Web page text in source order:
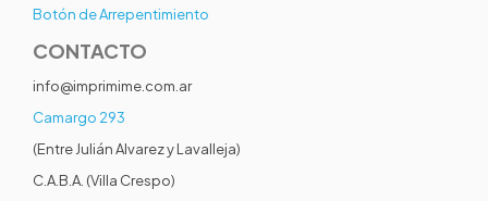
Botón de Arrepentimiento
CONTACTO
info@imprimime.com.ar
Camargo 293
(Entre Julián Alvarez y Lavalleja)
C.A.B.A. (Villa Crespo)